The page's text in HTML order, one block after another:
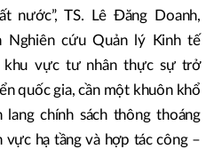
nước”, TS. Lê Đăng Doanh,
Nghiên cứu Quản lý Kinh tế
khu vực tư nhân thực sự trở
quốc gia, cần một khuôn khổ
chính sách thông thoáng
vực hạ tầng và hợp tác công –